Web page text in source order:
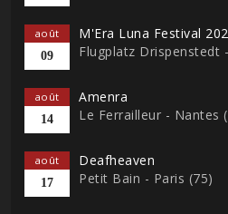
août
09
M'Era Luna Festival
Flugplatz Drispenstedt
août
14
Amenra
Le Ferrailleur - Nantes
août
17
Deafheaven
Petit Bain - Paris (75)